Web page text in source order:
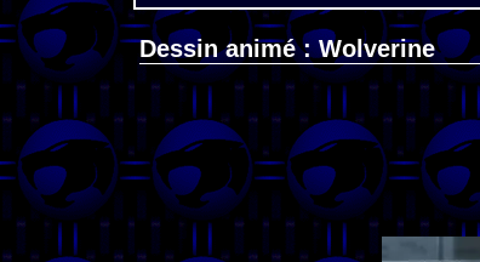
Dessin animé : Wolverine